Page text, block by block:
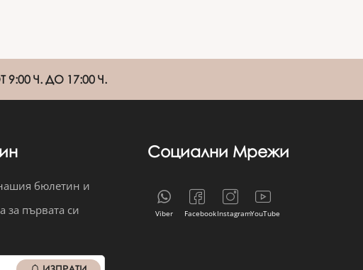
Ч. ДО 17:00 Ч.
бюлетин и
за първата си
Социални Мрежи
Viber FacebookInstagramYouTube